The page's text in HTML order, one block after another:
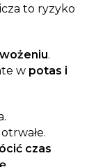
to ryzyko
.
w potas i
czas